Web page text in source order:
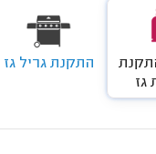
גז
התקנת גריל גז